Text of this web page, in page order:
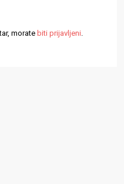
morate biti prijavljeni.